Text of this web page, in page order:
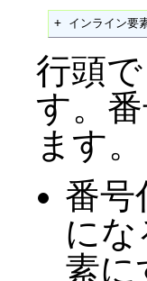
+ インライン要
行頭
す。
ます。
番号
に
素に